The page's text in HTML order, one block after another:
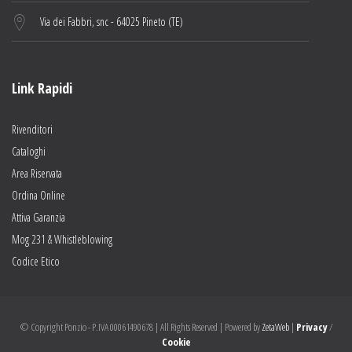
VIA CIRCOLARE, 07
Più info
Directions
I.C.A.F. SRL
VIA PO, 76
SAN GIOVANNI TEATINO, CH 66020
ITALIA
Più info
Via dei Fabbri, snc - 64025 Pineto (TE)
Link Rapidi
Rivenditori
Cataloghi
Area Riservata
Ordina Online
Attiva Garanzia
Mog 231 & Whistleblowing
Codice Etico
© Copyright Ponzio - P.IVA 00061490678 | All Rights Reserved | Powered byZetaWeb| Privacy/
Cookie